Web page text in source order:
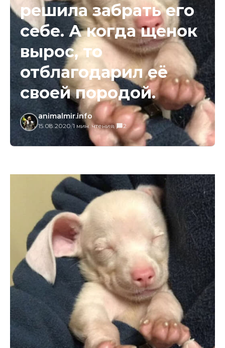
решила забрать его
себе. А когда щенок
вырос, то
отблагодарил её
своей породой.
animalmir.info
15.08.2020/1 мин. чтения/ 2